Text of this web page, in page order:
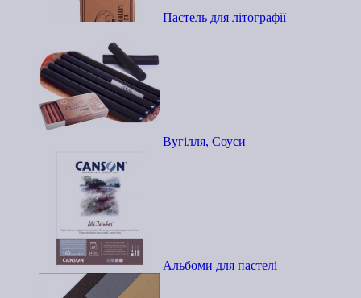
Пастель для літографії
Вугілля, Соуси
Альбоми для пастелі